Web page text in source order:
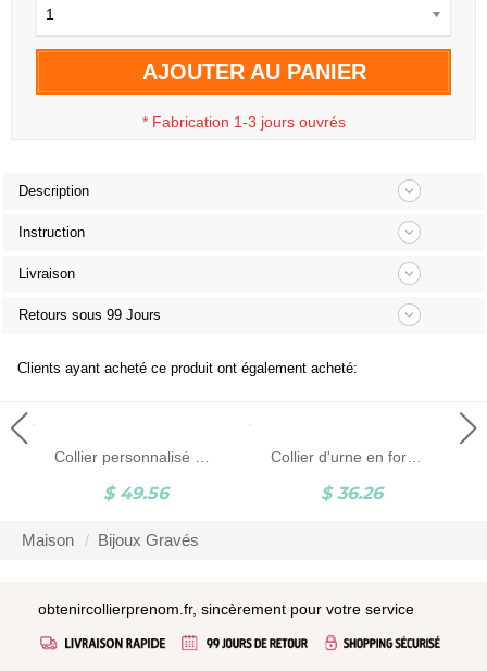
1
AJOUTER AU PANIER
* Fabrication 1-3 jours ouvrés
Description
Instruction
Livraison
Retours sous 99 Jours
Clients ayant acheté ce produit ont également acheté:
$ 49.56
Collier d'urne en forme de larme minuscule personnalisé avec initiale, bijoux d'urne de crémation, collier en acier inoxydable/argent sterling, cadeau commémoratif pour les cendres de l'homme/animal de compagnie
$ 36.26
Maison Bijoux Gravés
obtenircollierprenom.fr, sincèrement pour votre service